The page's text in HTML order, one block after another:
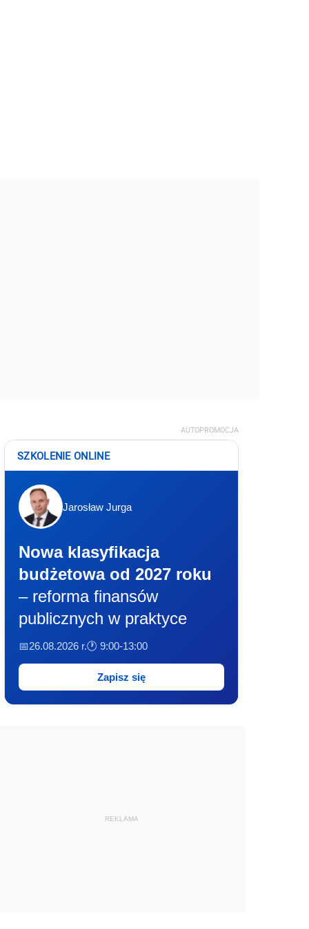
AUTOPROMOCJA
SZKOLENIE ONLINE
Jarosław Jurga
Nowa klasyfikacja
budżetowa od 2027 roku
– reforma finansów
publicznych w praktyce
📅26.08.2026 r.🕐 9:00-13:00
Zapisz się
REKLAMA